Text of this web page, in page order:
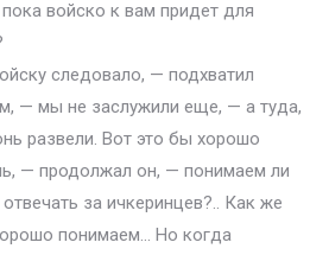
войско к вам придет для
следовало, — подхватил
— мы не заслужили еще, — а туда,
развели. Вот это бы хорошо
— продолжал он, — понимаем ли
за ичкеринцев?.. Как же
понимаем… Но когда